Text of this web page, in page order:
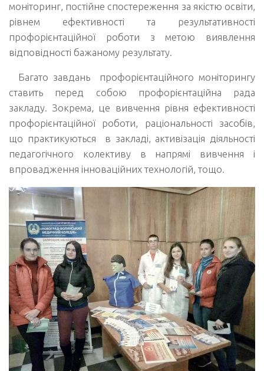
моніторинг, постійне спостереження за якістю освіти,
рівнем ефективності та результативності
профорієнтаційної роботи з метою виявлення
відповідності бажаному результату.
Багато завдань профорієнтаційного моніторингу
ставить перед собою профорієнтаційна рада
закладу. Зокрема, це вивчення рівня ефективності
профорієнтаційної роботи, раціональності засобів,
що практикуються в закладі, активізація діяльності
педагогічного колективу в напрямі вивчення і
впровадження інноваційних технологій, тощо.